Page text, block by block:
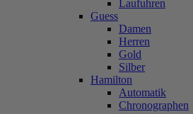
Laufuhren
Guess
Damen
Herren
Gold
Silber
Hamilton
Automatik
Chronographen